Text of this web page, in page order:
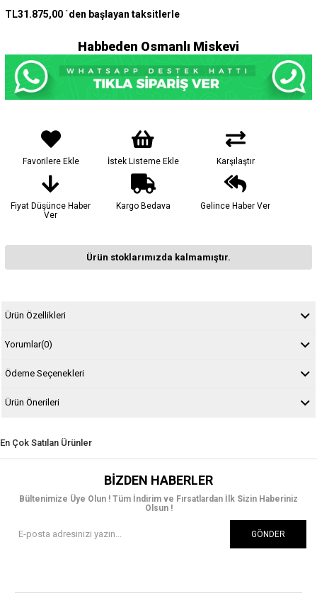
TL31.875,00 `den başlayan taksitlerle
Habbeden Osmanlı Miskevi
Favorilere Ekle İstek Listeme Ekle Karşılaştır
Fiyat Düşünce Haber
Ver
Kargo Bedava Gelince Haber Ver
Ürün stoklarımızda kalmamıştır.
Ürün Özellikleri
Yorumlar(0)
Ödeme Seçenekleri
Ürün Önerileri
En Çok Satılan Ürünler
BIZDEN HABERLER
Bültenimize Üye Olun ! Tüm İndirim ve Fırsatlardan İlk Sizin Haberiniz
Olsun !
GÖNDER